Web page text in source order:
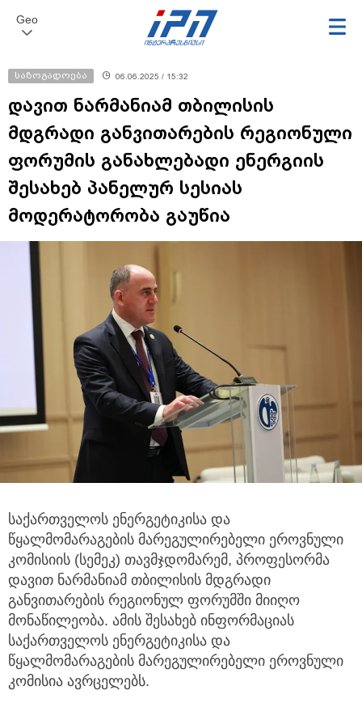
Geo
საზოგადოება 06.06.2025 / 15:32
დავით ნარმანიამ თბილისის
მდგრადი განვითარების რეგიონული
ფორუმის განახლებადი ენერგიის
შესახებ პანელურ სესიას
მოდერატორობა გაუწია
საქართველოს ენერგეტიკისა და
წყალმომარაგების მარეგულირებელი ეროვნული
კომისიის (სემეკ) თავმჯდომარემ, პროფესორმა
დავით ნარმანიამ თბილისის მდგრადი
განვითარების რეგიონულ ფორუმში მიიღო
მონაწილეობა. ამის შესახებ ინფორმაციას
საქართველოს ენერგეტიკისა და
წყალმომარაგების მარეგულირებელი ეროვნული
კომისია ავრცელებს.